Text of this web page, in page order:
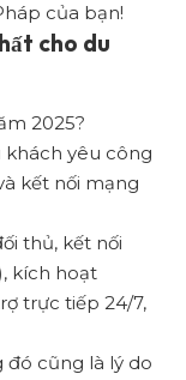
của bạn!
cho du
2025?
khách yêu công
kết nối mạng
thủ, kết nối
kích hoạt
trực tiếp 24/7,
đó cũng là lý do